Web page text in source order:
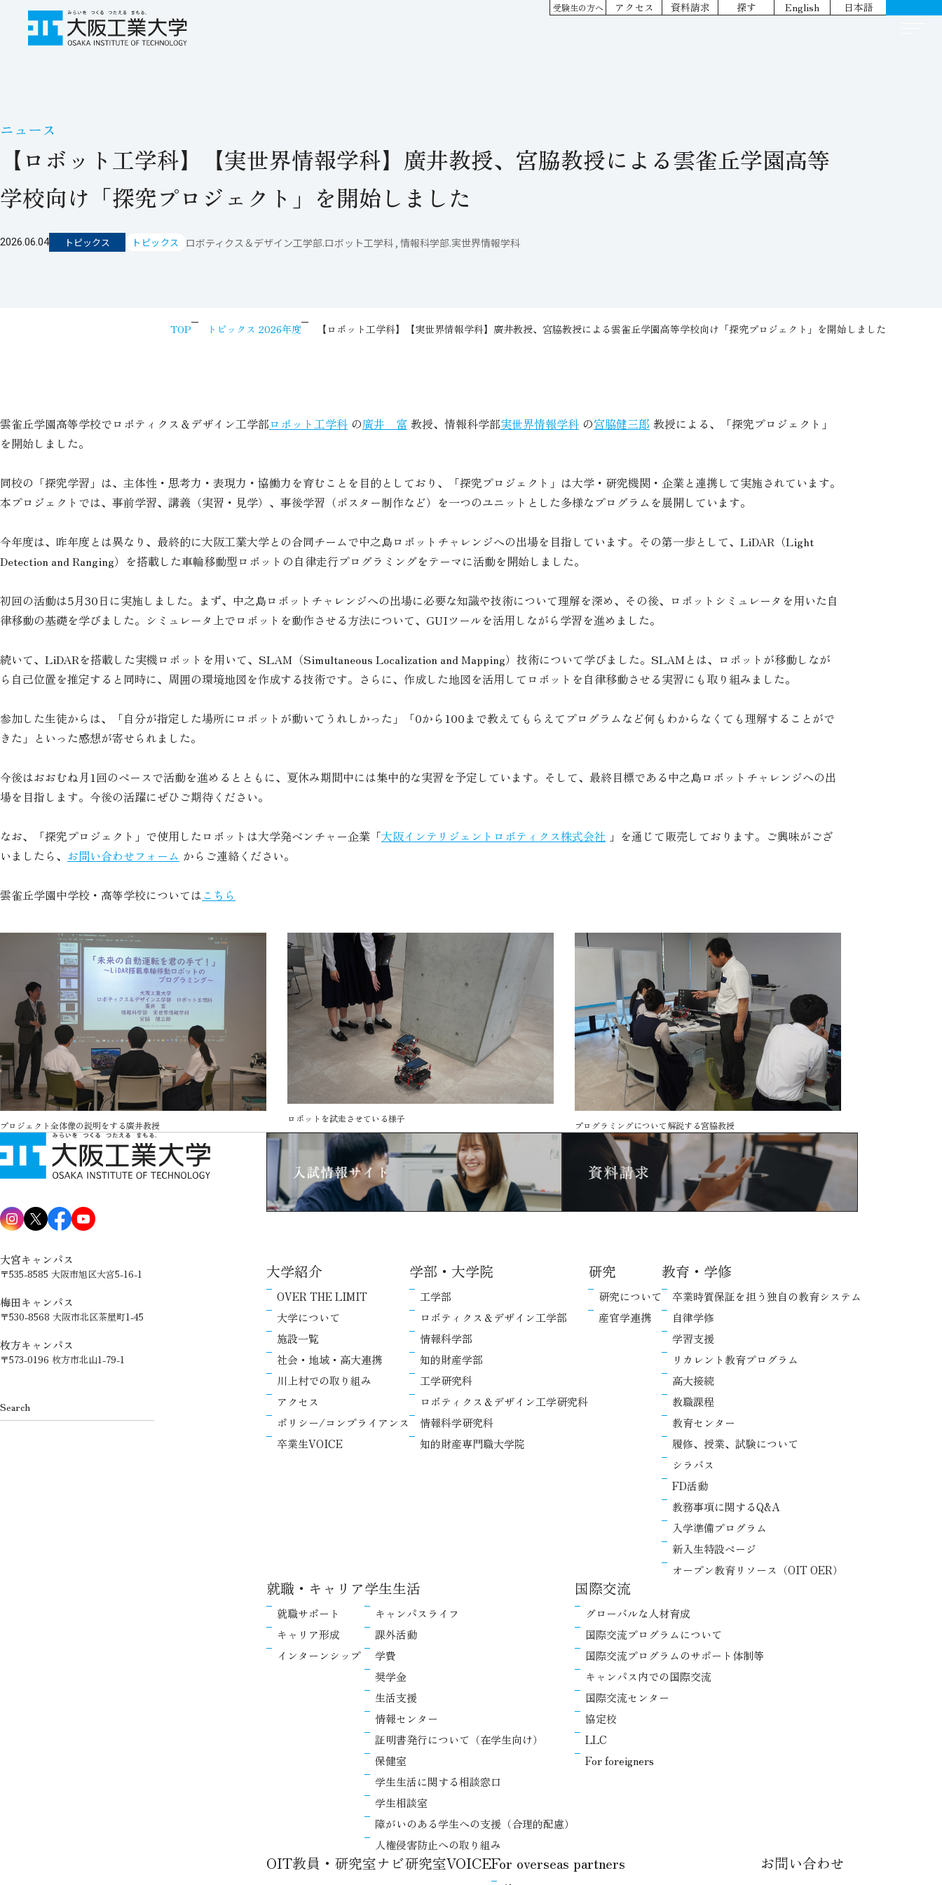
受験生の方へ アクセス 資料請求 探す English 日本語
ニュース
【ロボット工学科】【実世界情報学科】廣井教授、宮脇教授による雲雀丘学園高等
学校向け「探究プロジェクト」を開始しました
2026.06.04 トピックス トピックス ロボティクス＆デザイン工学部.ロボット工学科 , 情報科学部.実世界情報学科
TOP トピックス 2026年度 【ロボット工学科】【実世界情報学科】廣井教授、宮脇教授による雲雀丘学園高等学校向け「探究プロジェクト」を開始しました
雲雀丘学園高等学校でロボティクス＆デザイン工学部ロボット工学科 の廣井 富 教授、情報科学部実世界情報学科 の宮脇健三郎 教授による、「探究プロジェクト」
を開始しました。
同校の「探究学習」は、主体性・思考力・表現力・協働力を育むことを目的としており、「探究プロジェクト」は大学・研究機関・企業と連携して実施されています。
本プロジェクトでは、事前学習、講義（実習・見学）、事後学習（ポスター制作など）を一つのユニットとした多様なプログラムを展開しています。
今年度は、昨年度とは異なり、最終的に大阪工業大学との合同チームで中之島ロボットチャレンジへの出場を目指しています。その第一歩として、LiDAR（Light
Detection and Ranging）を搭載した車輪移動型ロボットの自律走行プログラミングをテーマに活動を開始しました。
初回の活動は5月30日に実施しました。まず、中之島ロボットチャレンジへの出場に必要な知識や技術について理解を深め、その後、ロボットシミュレータを用いた自
律移動の基礎を学びました。シミュレータ上でロボットを動作させる方法について、GUIツールを活用しながら学習を進めました。
続いて、LiDARを搭載した実機ロボットを用いて、SLAM（Simultaneous Localization and Mapping）技術について学びました。SLAMとは、ロボットが移動しなが
ら自己位置を推定すると同時に、周囲の環境地図を作成する技術です。さらに、作成した地図を活用してロボットを自律移動させる実習にも取り組みました。
参加した生徒からは、「自分が指定した場所にロボットが動いてうれしかった」「0から100まで教えてもらえてプログラムなど何もわからなくても理解することがで
きた」といった感想が寄せられました。
今後はおおむね月1回のペースで活動を進めるとともに、夏休み期間中には集中的な実習を予定しています。そして、最終目標である中之島ロボットチャレンジへの出
場を目指します。今後の活躍にぜひご期待ください。
なお、「探究プロジェクト」で使用したロボットは大学発ベンチャー企業「大阪インテリジェントロボティクス株式会社 」を通じて販売しております。ご興味がござ
いましたら、 お問い合わせフォーム からご連絡ください。
雲雀丘学園中学校・高等学校についてはこちら
プロジェクト全体像の説明をする廣井教授
ロボットを試走させている様子
プログラミングについて解説する宮脇教授
大宮キャンパス
〒535-8585 大阪市旭区大宮5-16-1
梅田キャンパス
〒530-8568 大阪市北区茶屋町1-45
枚方キャンパス
〒573-0196 枚方市北山1-79-1
大学紹介
OVER THE LIMIT
大学について
施設一覧
社会・地域・高大連携
川上村での取り組み
アクセス
ポリシー/コンプライアンス
卒業生VOICE
学部・大学院
工学部
ロボティクス＆デザイン工学部
情報科学部
知的財産学部
工学研究科
ロボティクス＆デザイン工学研究科
情報科学研究科
知的財産専門職大学院
研究
研究について
産官学連携
教育・学修
卒業時質保証を担う独自の教育システム
自律学修
学習支援
リカレント教育プログラム
高大接続
教職課程
教育センター
履修、授業、試験について
シラバス
FD活動
教務事項に関するQ&A
入学準備プログラム
新入生特設ページ
オープン教育リソース（OIT OER）
就職・キャリア
就職サポート
キャリア形成
インターンシップ
学生生活
キャンパスライフ
課外活動
学費
奨学金
生活支援
情報センター
証明書発行について（在学生向け）
保健室
学生生活に関する相談窓口
学生相談室
障がいのある学生への支援（合理的配慮）
人権侵害防止への取り組み
国際交流
グローバルな人材育成
国際交流プログラムについて
国際交流プログラムのサポート体制等
キャンパス内での国際交流
国際交流センター
協定校
LLC
For foreigners
OIT教員・研究室ナビ研究室VOICEFor overseas partners お問い合わせ